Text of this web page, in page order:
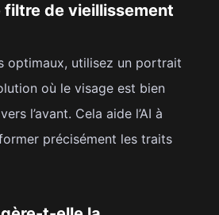
filtre de vieillissement
optimaux, utilisez un portrait
où le visage est bien
l’avant. Cela aide l’AI à
précisément les traits